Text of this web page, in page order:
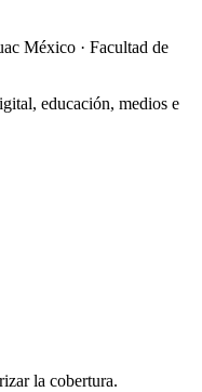
México · Facultad de
educación, medios e
la cobertura.